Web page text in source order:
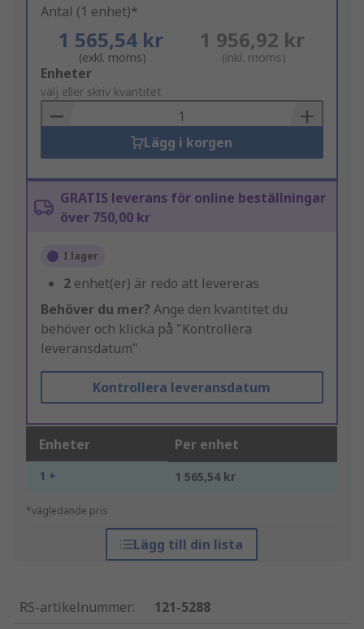
Antal (1 enhet)*
1 565,54 kr
(exkl. moms)
1 956,92 kr
(inkl. moms)
Add
to
Basket
Enheter
välj eller skriv kvantitet
Lägg i korgen
GRATIS leverans för online beställningar
över 750,00 kr
I lager
2 enhet(er) är redo att levereras
Behöver du mer? Ange den kvantitet du
behöver och klicka på "Kontrollera
leveransdatum"
Kontrollera leveransdatum
Enheter Per enhet
1 + 1 565,54 kr
*vägledande pris
Lägg till din lista
RS-artikelnummer:
121-5288